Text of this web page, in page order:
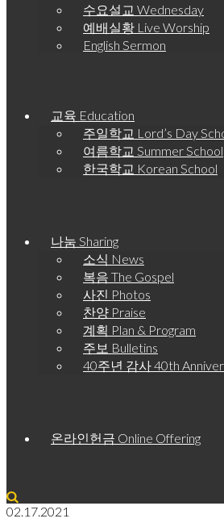
수요설교 Wednesday
예배실황 Live Worship
English Sermon
교육 Education
주일학교 Lord’s Day
여름학교 Summer School
한국학교 Korean School
나눔 Sharing
소식 News
복음 The Gospel
사진 Photos
찬양 Praise
계획 Plan & Program
주보 Bulletins
40주년 감사 40th
온라인헌금 Online Offering
02.17.2021